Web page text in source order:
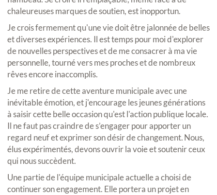
chaleureuses marques de soutien, est inopportun.
Je crois fermement qu'une vie doit être jalonnée de belles
et diverses expériences. Il est temps pour moi d'explorer
de nouvelles perspectives et de me consacrer à ma vie
personnelle, tourné vers mes proches et de nombreux
rêves encore inaccomplis.
Je me retire de cette aventure municipale avec une
inévitable émotion, et j'encourage les jeunes générations
à saisir cette belle occasion qu'est l'action publique locale.
Il ne faut pas craindre de s’engager pour apporter un
regard neuf et exprimer son désir de changement. Nous,
élus expérimentés, devons ouvrir la voie et soutenir ceux
qui nous succèdent.
Une partie de l'équipe municipale actuelle a choisi de
continuer son engagement. Elle portera un projet en